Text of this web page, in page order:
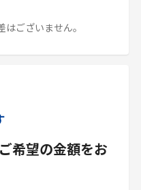
はございません。
希望の金額をお